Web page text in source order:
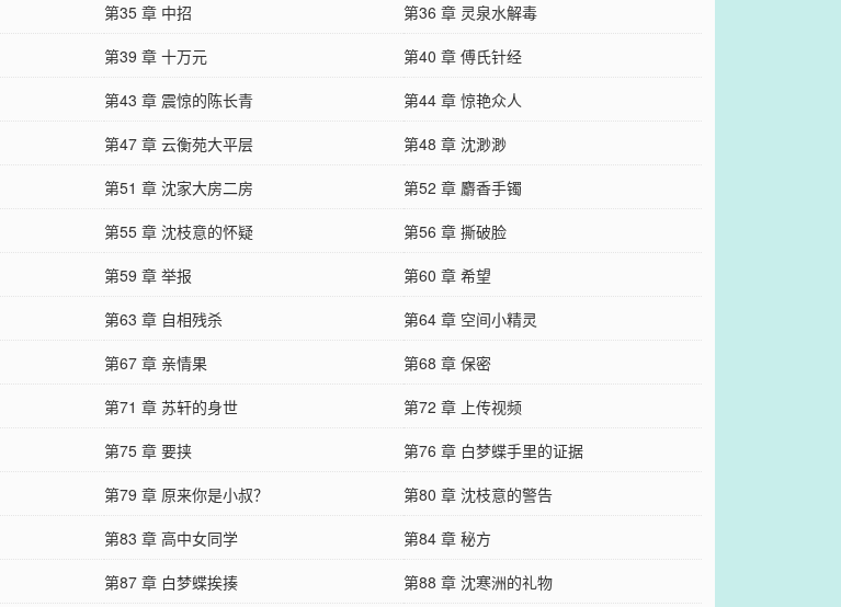
第35 章 中招
第36 章 灵泉水解毒
第39 章 十万元
第40 章 傅氏针经
第43 章 震惊的陈长青
第44 章 惊艳众人
第47 章 云衡苑大平层
第48 章 沈渺渺
第51 章 沈家大房二房
第52 章 麝香手镯
第55 章 沈枝意的怀疑
第56 章 撕破脸
第59 章 举报
第60 章 希望
第63 章 自相残杀
第64 章 空间小精灵
第67 章 亲情果
第68 章 保密
第71 章 苏轩的身世
第72 章 上传视频
第75 章 要挟
第76 章 白梦蝶手里的证据
第79 章 原来你是小叔？
第80 章 沈枝意的警告
第83 章 高中女同学
第84 章 秘方
第87 章 白梦蝶挨揍 第88 章 沈寒洲的礼物